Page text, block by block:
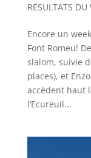
RESULTATS
Encore un
Font Romeu!
slalom, suivie
places), et
accèdent haut
l’Ecureuil...